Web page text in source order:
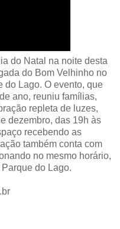
do Natal na noite desta
do Bom Velhinho no
do Lago. O evento, que
ano, reuniu famílias,
repleta de luzes,
dezembro, das 19h às
recebendo as
também conta com
no mesmo horário,
do Lago.